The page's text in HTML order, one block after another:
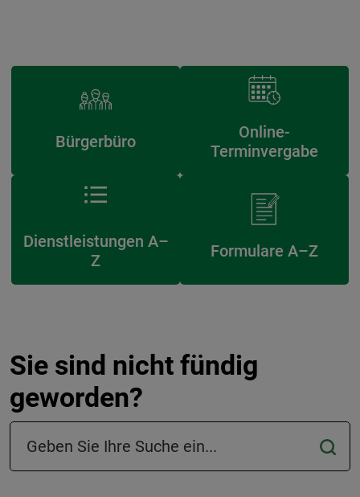
Bürgerbüro
Online-
Terminvergabe
Dienstleistungen A–
Z
Formulare A–Z
Sie sind nicht fündig
geworden?
Suchfeld in der Fußzeile